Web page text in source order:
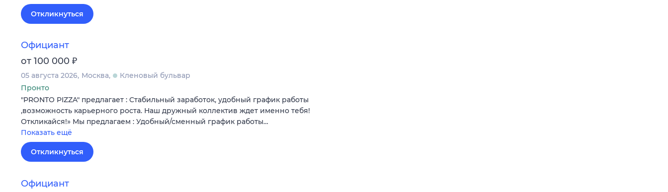
Откликнуться
Официант
от 100 000 ₽
05 августа 2026 Москва
Кленовый бульвар
Пронто
"PRONTO PIZZA" предлагает : Стабильный заработок, удобный график работы
,возможность карьерного роста. Наш дружный коллектив ждет именно тебя!
Откликайся!» Мы предлагаем : Удобный/сменный график работы…
Показать ещё
Откликнуться
Официант